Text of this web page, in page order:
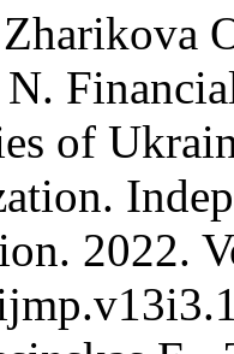
N.
of
2022.